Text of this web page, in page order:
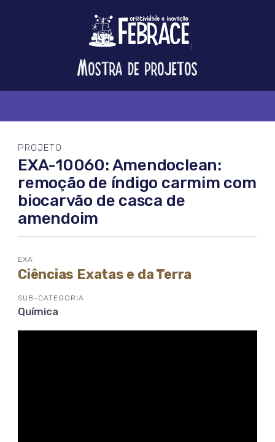
Logo
FEBRACE
Feira
Brasileira
Ciência
PROJETO
EXA-10060: Amendoclean:
remoção de índigo carmim com
biocarvão de casca de
amendoim
EXA
Ciências Exatas e da Terra
SUB-CATEGORIA
Química